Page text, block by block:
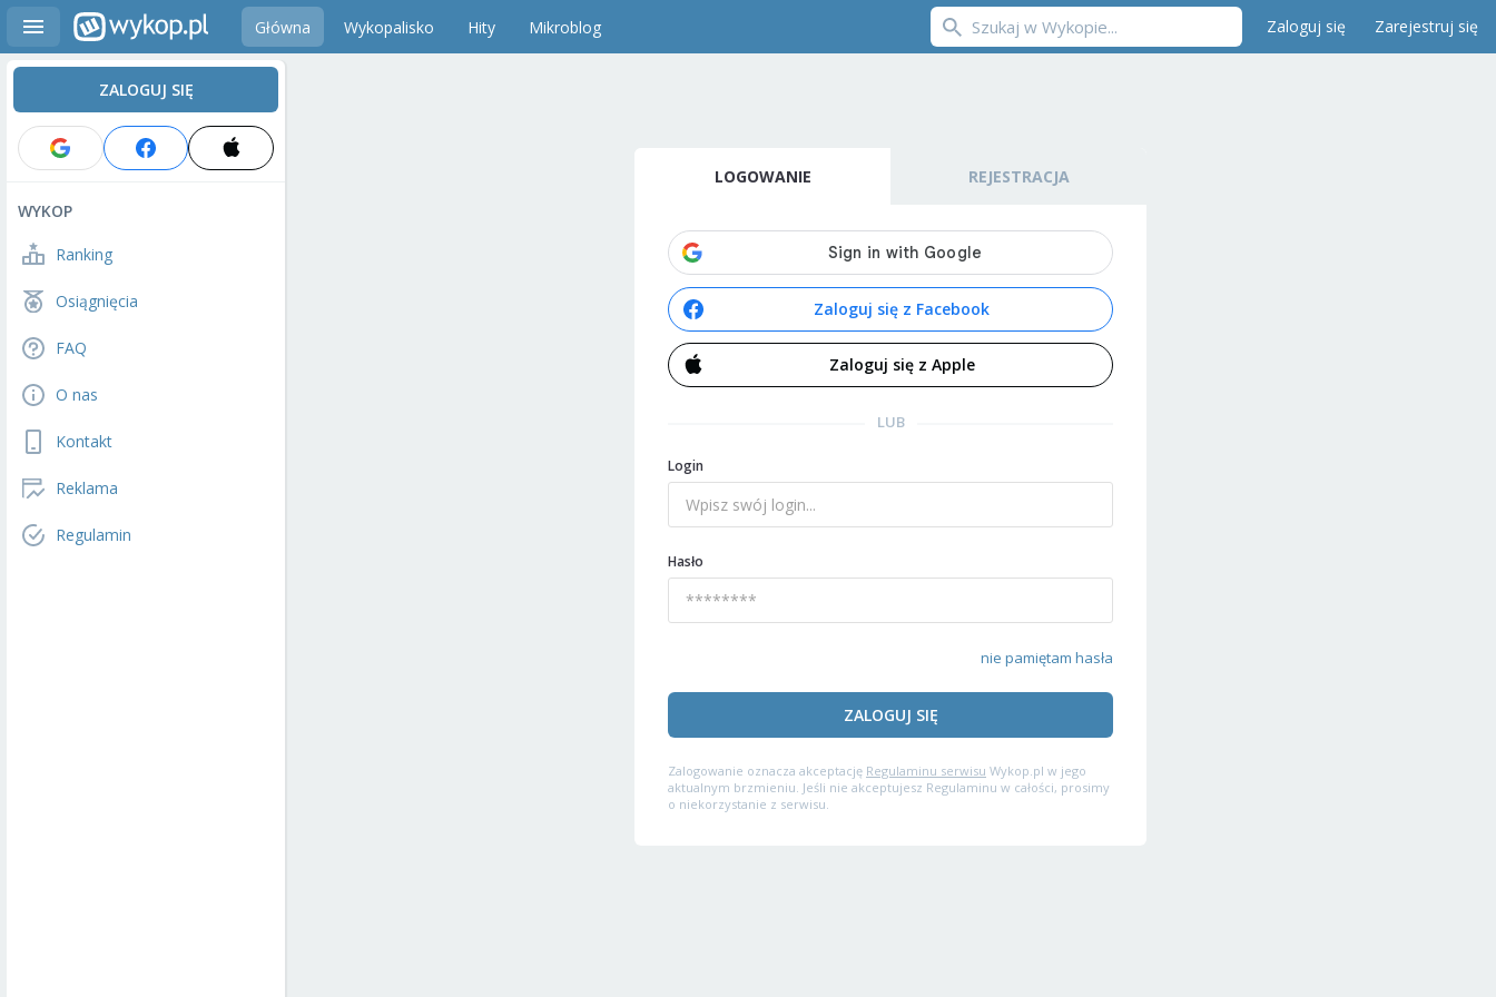
Główna Wykopalisko Hity Mikroblog Zaloguj się Zarejestruj się
ZALOGUJ SIĘ
WYKOP
Ranking
Osiągnięcia
FAQ
O nas
Kontakt
Reklama
Regulamin
LOGOWANIE REJESTRACJA
Zaloguj się z Facebook
Zaloguj się z Apple
LUB
Login
Hasło
nie pamiętam hasła
ZALOGUJ SIĘ
Zalogowanie oznacza akceptację Regulaminu serwisu Wykop.pl w jego
aktualnym brzmieniu. Jeśli nie akceptujesz Regulaminu w całości, prosimy
o niekorzystanie z serwisu.